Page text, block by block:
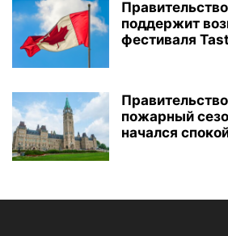
поддержит
фестиваля
пожарный
начался